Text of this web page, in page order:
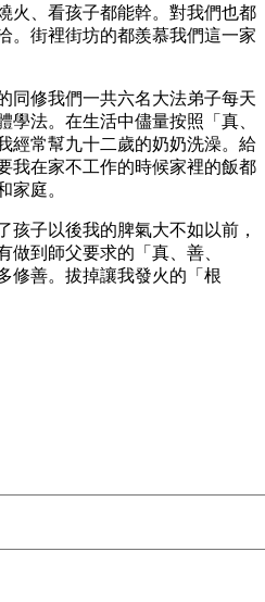
火、看孩子都能幹。對我們也都
。街裡街坊的都羨慕我們這一家
同修我們一共六名大法弟子每天
學法。在生活中儘量按照「真、
經常幫九十二歲的奶奶洗澡。給
我在家不工作的時候家裡的飯都
家庭。
孩子以後我的脾氣大不如以前，
做到師父要求的「真、善、
修善。拔掉讓我發火的「根